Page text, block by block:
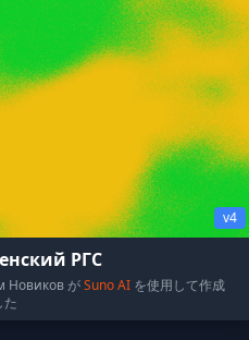
v4
РГС
Новиков がSuno AI を使用して作成
た